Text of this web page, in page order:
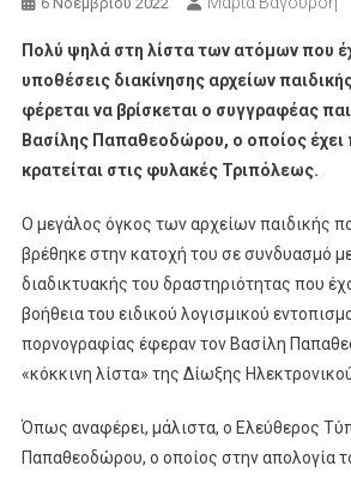
Πολύ ψηλά στη λίστα των ατόμων που
υποθέσεις διακίνησης αρχείων
φέρεται να βρίσκεται ο συγγραφέας
Βασίλης Παπαθεοδώρου, ο οποίος έχει
κρατείται στις φυλακές Τριπόλεως.
Ο μεγάλος όγκος των αρχείων παιδικής
βρέθηκε στην κατοχή του σε συνδυασμό
διαδικτυακής του δραστηριότητας που
βοήθεια του ειδικού λογισμικού
πορνογραφίας έφεραν τον Βασίλη
«κόκκινη λίστα» της Δίωξης
Όπως αναφέρει, μάλιστα, ο Ελεύθερος
Παπαθεοδώρου, ο οποίος στην απολογία